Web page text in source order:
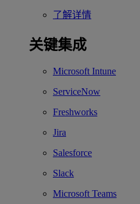
了解详情
关键集成
Microsoft Intune
ServiceNow
Freshworks
Jira
Salesforce
Slack
Microsoft Teams